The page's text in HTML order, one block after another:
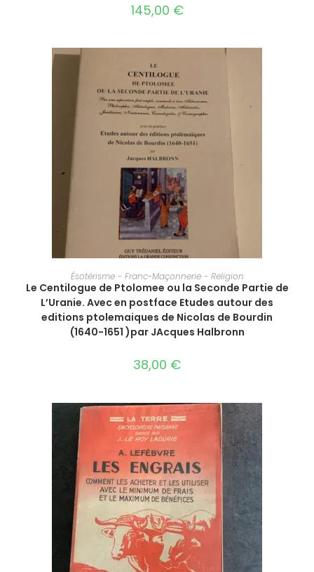
145,00 €
AJOUTER AU PANIER
Ésotérisme - Franc-Maçonnerie - Religion
Le Centilogue de Ptolomee ou la Seconde Partie de
L’Uranie. Avec en postface Etudes autour des
editions ptolemaiques de Nicolas de Bourdin
(1640-1651 )par JAcques Halbronn
38,00 €